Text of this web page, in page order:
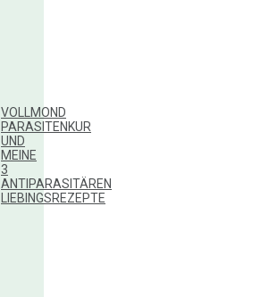
VOLLMOND
PARASITENKUR
UND
MEINE
3
ANTIPARASITÄREN
LIEBINGSREZEPTE